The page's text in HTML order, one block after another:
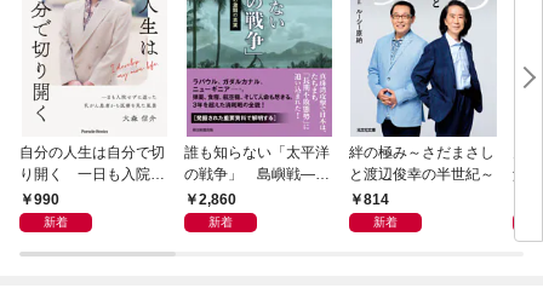
自分の人生は自分で切
り開く 一日も入院せ
ずに逝った乳がん患者
から医療を見た風景
990
新着
誰も知らない「太平洋
の戦争」 島嶼戦――
マッカーサーとの激闘
の真実
2,860
新着
絆の極み～さだまさし
と渡辺俊幸の半世紀～
814
新着
父